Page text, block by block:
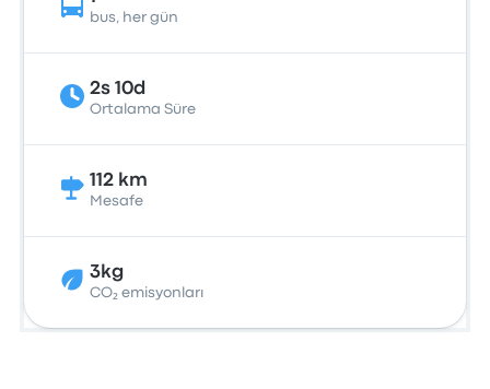
bus, her gün
2s 10d
Ortalama Süre
112 km
Mesafe
3kg
CO₂ emisyonları